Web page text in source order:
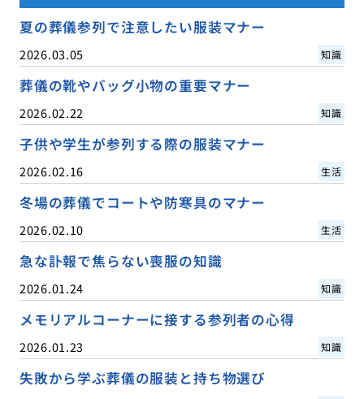
夏の葬儀参列で注意したい服装マナー
2026.03.05 知識
葬儀の靴やバッグ小物の重要マナー
2026.02.22 知識
子供や学生が参列する際の服装マナー
2026.02.16 生活
冬場の葬儀でコートや防寒具のマナー
2026.02.10 生活
急な訃報で焦らない喪服の知識
2026.01.24 知識
メモリアルコーナーに接する参列者の心得
2026.01.23 知識
失敗から学ぶ葬儀の服装と持ち物選び